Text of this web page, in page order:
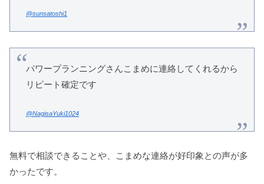
@sunsatoshi1
パワープランニングさんこまめに連絡してくれるから
リピート確定です
@NagisaYuki1024
無料で相談できることや、こまめな連絡が好印象との声が多
かったです。